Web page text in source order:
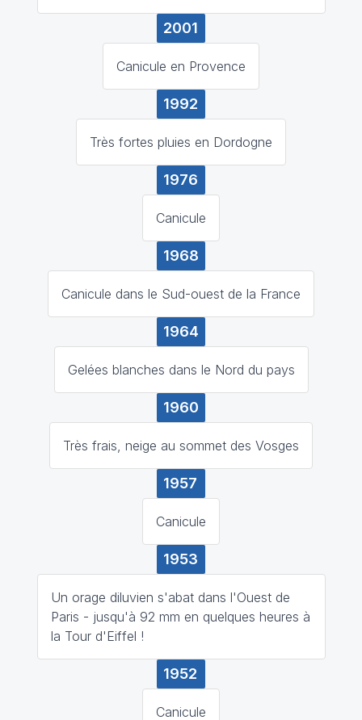
2001
Canicule en Provence
1992
Très fortes pluies en Dordogne
1976
Canicule
1968
Canicule dans le Sud-ouest de la France
1964
Gelées blanches dans le Nord du pays
1960
Très frais, neige au sommet des Vosges
1957
Canicule
1953
Un orage diluvien s'abat dans l'Ouest de
Paris - jusqu'à 92 mm en quelques heures à
la Tour d'Eiffel !
1952
Canicule